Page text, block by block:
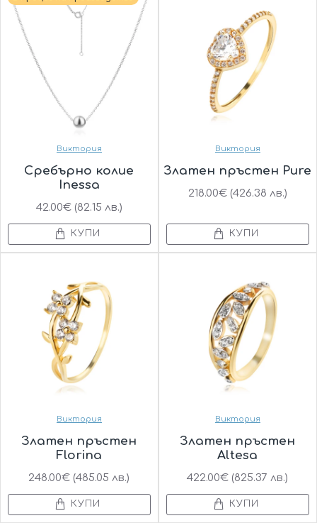
Виктория
Сребърно колие
Inessa
42.00€ (82.15 лв.)
КУПИ
Виктория
Златен пръстен Pure
218.00€ (426.38 лв.)
КУПИ
Виктория
Златен пръстен
Florina
248.00€ (485.05 лв.)
КУПИ
Виктория
Златен пръстен
Altesa
422.00€ (825.37 лв.)
КУПИ